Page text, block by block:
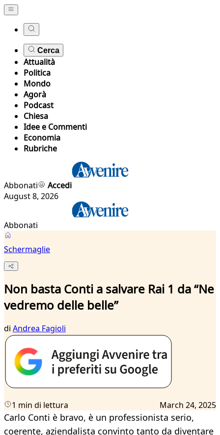
Cerca
Attualità
Politica
Mondo
Agorà
Podcast
Chiesa
Idee e Commenti
Economia
Rubriche
Abbonati
Accedi
August 8, 2026
Abbonati
Schermaglie
Non basta Conti a salvare Rai 1 da “Ne
vedremo delle belle”
di Andrea Fagioli
1 min di lettura March 24, 2025
Carlo Conti è bravo, è un professionista serio,
coerente, aziendalista convinto tanto da diventare